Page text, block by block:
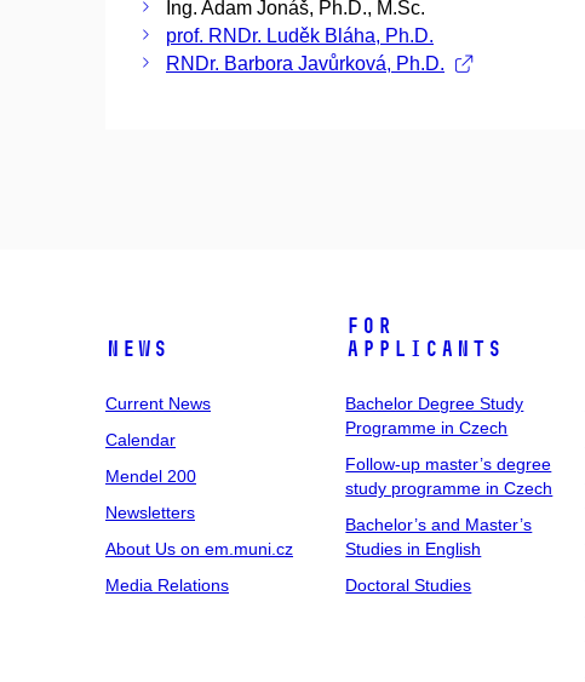
Ing. Adam Jonáš, Ph.D., M.Sc.
prof. RNDr. Luděk Bláha, Ph.D.
RNDr. Barbora Javůrková, Ph.D.
News
Current News
Calendar
Mendel 200
Newsletters
About Us on em.muni.cz
Media Relations
For
Applicants
Bachelor Degree Study
Programme in Czech
Follow-up master’s degree
study programme in Czech
Bachelor’s and Master’s
Studies in English
Doctoral Studies